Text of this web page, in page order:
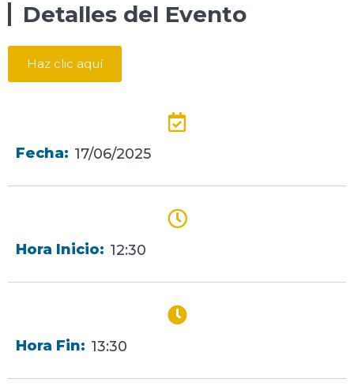
Detalles del Evento
Haz clic aquí
Fecha: 17/06/2025
Hora Inicio: 12:30
Hora Fin: 13:30